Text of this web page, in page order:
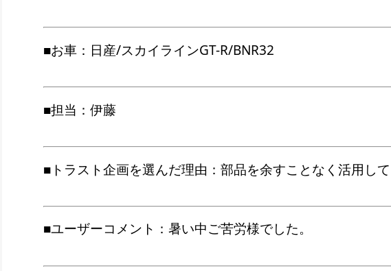
■お車：日産/スカイラインGT-R/BNR32
■担当：伊藤
■トラスト企画を選んだ理由：部品を余すことなく活用して
■ユーザーコメント：暑い中ご苦労様でした。